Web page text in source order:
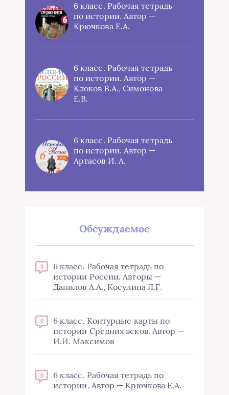
6 класс. Рабочая тетрадь
по истории. Автор —
Крючкова Е.А.
6 класс. Рабочая тетрадь
по истории. Автор —
Клоков В.А., Симонова
Е.В.
6 класс. Рабочая тетрадь
по истории. Автор —
Артасов И. А.
Обсуждаемое
0
6 класс. Рабочая тетрадь по
истории России. Авторы —
Данилов А.А., Косулина Л.Г.
0
6 класс. Контурные карты по
истории Средних веков. Автор —
И.И. Максимов
0
6 класс. Рабочая тетрадь по
истории. Автор — Крючкова Е.А.